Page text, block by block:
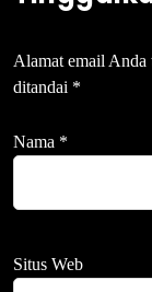
Alamat email
ditandai *
Nama *
Situs Web